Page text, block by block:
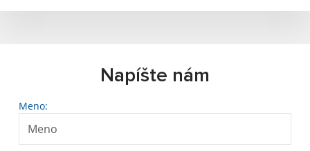
Napíšte nám
Meno: